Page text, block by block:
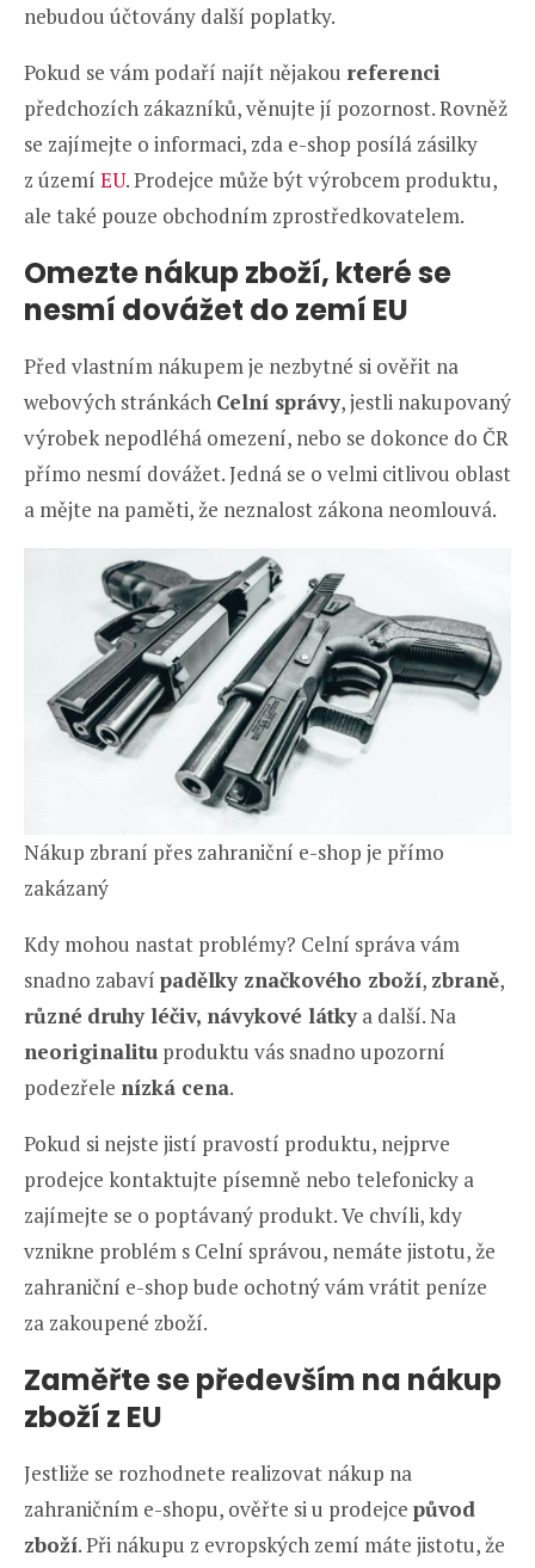
nebudou účtovány další poplatky.
Pokud se vám podaří najít nějakou referenci
předchozích zákazníků, věnujte jí pozornost. Rovněž
se zajímejte o informaci, zda e-shop posílá zásilky
z území EU. Prodejce může být výrobcem produktu,
ale také pouze obchodním zprostředkovatelem.
Omezte nákup zboží, které se
nesmí dovážet do zemí EU
Před vlastním nákupem je nezbytné si ověřit na
webových stránkách Celní správy, jestli nakupovaný
výrobek nepodléhá omezení, nebo se dokonce do ČR
přímo nesmí dovážet. Jedná se o velmi citlivou oblast
a mějte na paměti, že neznalost zákona neomlouvá.
Nákup zbraní přes zahraniční e-shop je přímo
zakázaný
Kdy mohou nastat problémy? Celní správa vám
snadno zabaví padělky značkového zboží, zbraně,
různé druhy léčiv, návykové látkya další. Na
neoriginalitu produktu vás snadno upozorní
podezřele nízká cena.
Pokud si nejste jistí pravostí produktu, nejprve
prodejce kontaktujte písemně nebo telefonicky a
zajímejte se o poptávaný produkt. Ve chvíli, kdy
vznikne problém s Celní správou, nemáte jistotu, že
zahraniční e-shop bude ochotný vám vrátit peníze
za zakoupené zboží.
Zaměřte se především na nákup
zboží z EU
Jestliže se rozhodnete realizovat nákup na
zahraničním e-shopu, ověřte si u prodejce původ
zboží. Při nákupu z evropských zemí máte jistotu, že